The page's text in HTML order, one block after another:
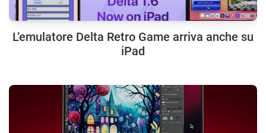
L’emulatore Delta Retro Game arriva anche su
iPad